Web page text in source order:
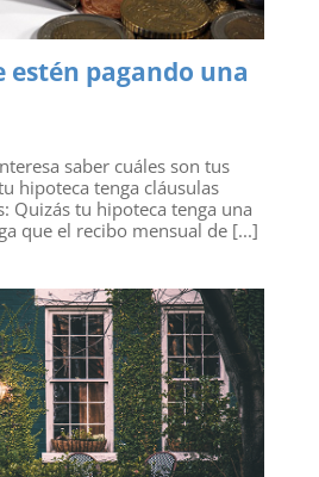
estén pagando una
saber cuáles son tus
hipoteca tenga cláusulas
Quizás tu hipoteca tenga una
que el recibo mensual de [...]